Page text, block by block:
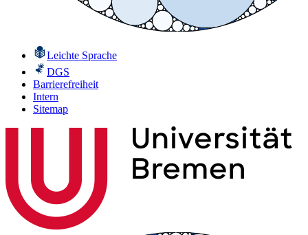
Leichte Sprache
DGS
Barrierefreiheit
Intern
Sitemap